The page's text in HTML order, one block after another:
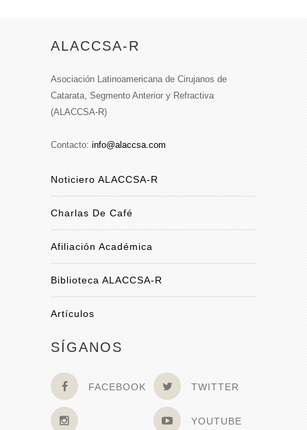
ALACCSA-R
Asociación Latinoamericana de Cirujanos de
Catarata, Segmento Anterior y Refractiva
(ALACCSA-R)
Contacto: info@alaccsa.com
Noticiero ALACCSA-R
Charlas De Café
Afiliación Académica
Biblioteca ALACCSA-R
Artículos
SÍGANOS
FACEBOOK TWITTER
YOUTUBE